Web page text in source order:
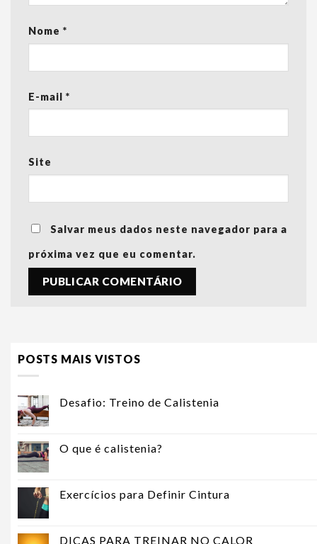
Nome *
E-mail *
Site
Salvar meus dados neste navegador para a
próxima vez que eu comentar.
POSTS MAIS VISTOS
Desafio: Treino de Calistenia
O que é calistenia?
Exercícios para Definir Cintura
DICAS PARA TREINAR NO CALOR